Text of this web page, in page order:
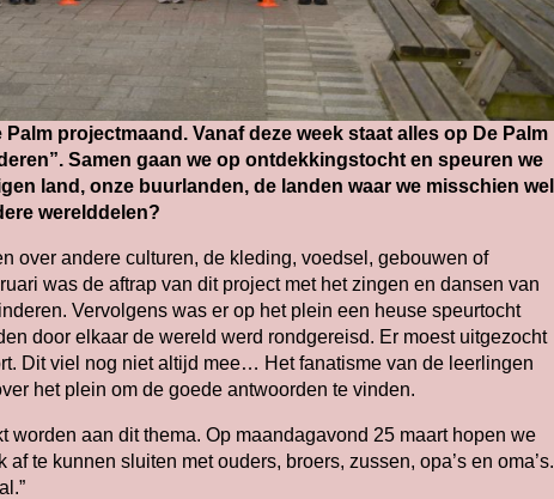
projectmaand. Vanaf deze week staat alles op De Palm
Samen gaan we op ontdekkingstocht en speuren we
land, onze buurlanden, de landen waar we misschien wel
werelddelen?
over andere culturen, de kleding, voedsel, gebouwen of
was de aftrap van dit project met het zingen en dansen van
Vervolgens was er op het plein een heuse speurtocht
door elkaar de wereld werd rondgereisd. Er moest uitgezocht
Dit viel nog niet altijd mee… Het fanatisme van de leerlingen
het plein om de goede antwoorden te vinden.
worden aan dit thema. Op maandagavond 25 maart hopen we
te kunnen sluiten met ouders, broers, zussen, opa’s en oma’s.